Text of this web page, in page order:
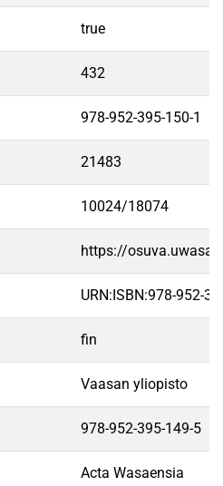
true
432
978-952-395-150-1
21483
10024/18074
https://
URN:ISBN:978-952-
fin
Vaasan yliopisto
978-952-395-149-5
Acta Wasaensia